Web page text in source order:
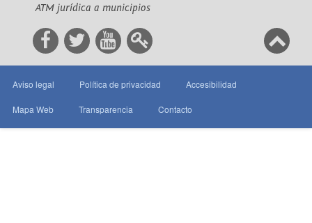
ATM jurídica a municipios
Aviso legal Política de privacidad Accesibilidad
Mapa Web Transparencia Contacto